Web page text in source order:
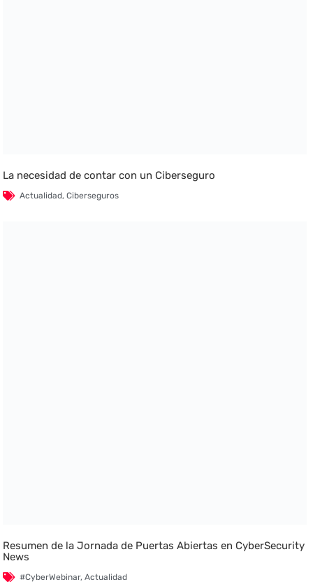
La necesidad de contar con un Ciberseguro
Actualidad,Ciberseguros
Resumen de la Jornada de Puertas Abiertas en CyberSecurity
News
#CyberWebinar,Actualidad